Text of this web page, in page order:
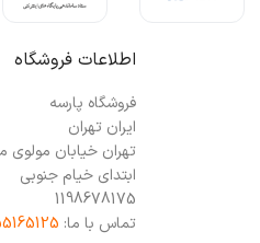
اطلاعات فروشگاه
فروشگاه پارسه
ایران تهران
تهران خیابان
ابتدای خیام جنوبی
1198678175
تماس با ما: - 09194499854